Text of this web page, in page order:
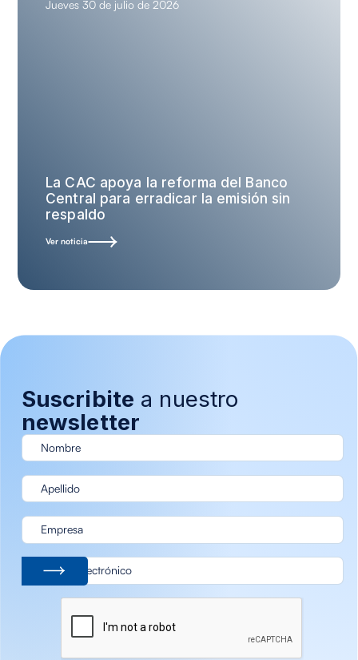
Jueves 30 de julio de 2026
La CAC apoya la reforma del Banco
Central para erradicar la emisión sin
respaldo
Ver noticia
Suscribite a nuestro
newsletter